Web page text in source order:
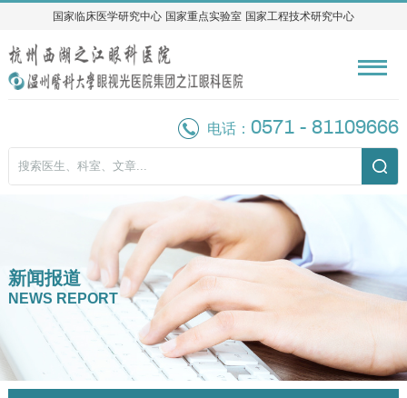
国家临床医学研究中心 国家重点实验室 国家工程技术研究中心
国家临床医学研究中心 国家重点实验室 国家工程技术研究中心
电话：0571 - 81109666
新闻报道
NEWS REPORT